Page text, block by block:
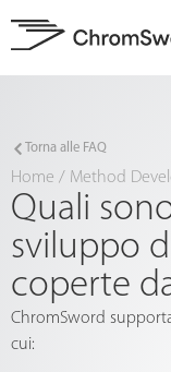
Torna alle FAQ
Home / Method
Quali
sviluppo
coperte
ChromSword supporta
cui: